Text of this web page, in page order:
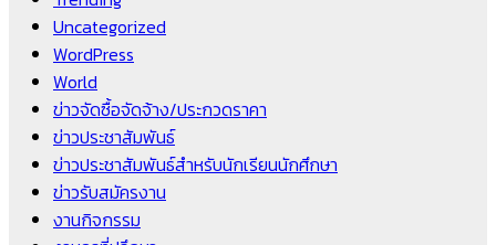
Uncategorized
WordPress
World
ข่าวจัดซื้อจัดจ้าง/ประกวดราคา
ข่าวประชาสัมพันธ์
ข่าวประชาสัมพันธ์สำหรับนักเรียนนักศึกษา
ข่าวรับสมัครงาน
งานกิจกรรม